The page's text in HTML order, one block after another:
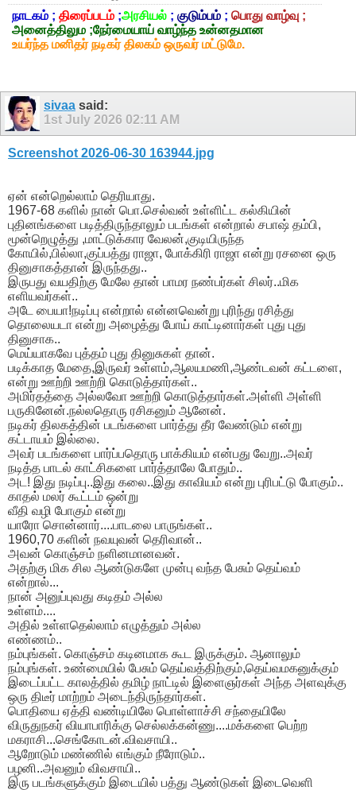
நாடகம் ; திரைப்படம் ;அரசியல் ; குடும்பம் ; பொது வாழ்வு ;
அனைத்திலும ;நேர்மையாய் வாழ்ந்த உன்னதமான
உயர்ந்த மனிதர் நடிகர் திலகம் ஒருவர் மட்டுமே.
sivaa said:
1st July 2026 02:11 AM
Screenshot 2026-06-30 163944.jpg
ஏன் என்றெல்லாம் தெரியாது.
1967-68 களில் நான் பொ.செல்வன் உள்ளிட்ட கல்கியின்
புதினங்களை படித்திருந்தாலும் படங்கள் என்றால் சபாஷ் தம்பி,
மூன்றெழுத்து ,மாட்டுக்கார வேலன்,குடியிருந்த
கோயில்,பில்லா,குப்பத்து ராஜா, போக்கிரி ராஜா என்று ரசனை ஒரு
தினுசாகத்தான் இருந்தது..
இருபது வயதிற்கு மேலே தான் பாமர நண்பர்கள் சிலர்..மிக
எளியவர்கள்..
அடே பையா!நடிப்பு என்றால் என்னவென்று புரிந்து ரசித்து
தொலையடா என்று அழைத்து போய் காட்டினார்கள் புது புது
தினுசாக..
மெய்யாகவே புத்தம் புது தினுசுகள் தான்.
படிக்காத மேதை,இருவர் உள்ளம்,ஆலயமணி,ஆண்டவன் கட்டளை,
என்று ஊற்றி ஊற்றி கொடுத்தார்கள்..
அமிர்தத்தை அல்லவோ ஊற்றி கொடுத்தார்கள்.அள்ளி அள்ளி
பருகினேன்.நல்லதொரு ரசிகனும் ஆனேன்.
நடிகர் திலகத்தின் படங்களை பார்த்து தீர வேண்டும் என்று
கட்டாயம் இல்லை.
அவர் படங்களை பார்ப்பதொரு பாக்கியம் என்பது வேறு..அவர்
நடித்த பாடல் காட்சிகளை பார்த்தாலே போதும்..
அட! இது நடிப்பு..இது கலை..இது காவியம் என்று புரிபட்டு போகும்..
காதல் மலர் கூட்டம் ஒன்று
வீதி வழி போகும் என்று
யாரோ சொன்னார்....பாடலை பாருங்கள்..
1960,70 களின் நவயுவன் தெரிவான்..
அவன் கொஞ்சம் நளினமானவன்.
அதற்கு மிக சில ஆண்டுகளே முன்பு வந்த பேசும் தெய்வம்
என்றால்...
நான் அனுப்புவது கடிதம் அல்ல
உள்ளம்....
அதில் உள்ளதெல்லாம் எழுத்தும் அல்ல
எண்ணம்..
நம்புங்கள். கொஞ்சம் கடினமாக கூட இருக்கும். ஆனாலும்
நம்புங்கள். உண்மையில் பேசும் தெய்வத்திற்கும்,தெய்வமகனுக்கும்
இடைப்பட்ட காலத்தில் தமிழ் நாட்டில் இளைஞர்கள் அந்த அளவுக்கு
ஒரு திடீர் மாற்றம் அடைந்திருந்தார்கள்.
பொதியை ஏத்தி வண்டியிலே பொள்ளாச்சி சந்தையிலே
விருதுநகர் வியாபாரிக்கு செல்லக்கன்ணு....மக்களை பெற்ற
மகராசி...செங்கோடன்.விவசாயி..
ஆறோடும் மண்ணில் எங்கும் நீரோடும்..
பழனி..அவனும் விவசாயி..
இரு படங்களுக்கும் இடையில் பத்து ஆண்டுகள் இடைவெளி